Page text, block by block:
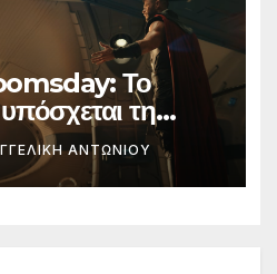
Το
τη
στην ιστορία
ΑΝΤΩΝΊΟΥ